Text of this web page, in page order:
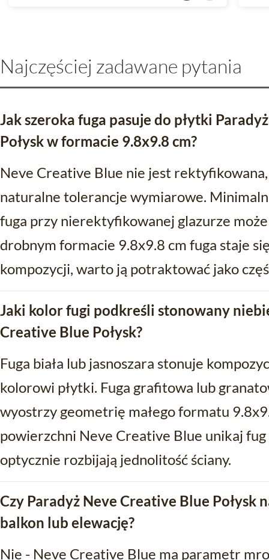
Najczęściej zadawane pytania
Jak szeroka fuga pasuje do płytki
Połysk w formacie 9.8x9.8 cm?
Neve Creative Blue nie jest
naturalne tolerancje wymiarowe.
fuga przy nierektyfikowanej glazurze
drobnym formacie 9.8x9.8 cm fuga staje
kompozycji, warto ją potraktować jako
Jaki kolor fugi podkreśli stonowany
Creative Blue Połysk?
Fuga biała lub jasnoszara stonuje
kolorowi płytki. Fuga grafitowa lub
wyostrzy geometrię małego formatu
powierzchni Neve Creative Blue unikaj fug
optycznie rozbijają jednolitość ściany.
Czy Paradyż Neve Creative Blue Połysk
balkon lub elewację?
Nie - Neve Creative Blue ma parametr